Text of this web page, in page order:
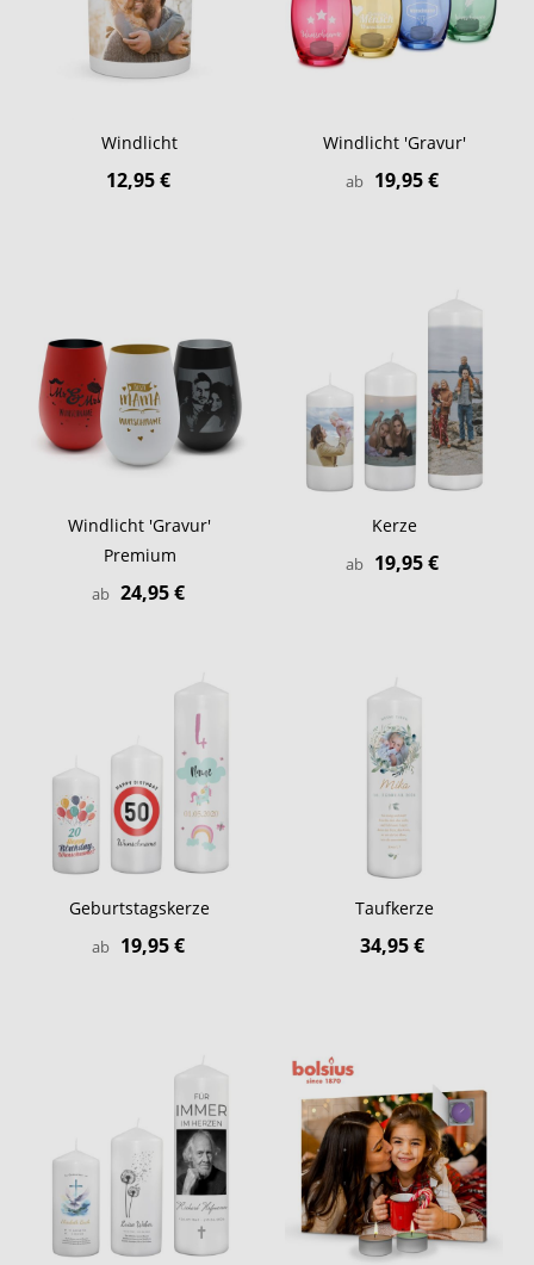
Windlicht
12,95 €
Windlicht 'Gravur'
ab 19,95 €
Windlicht 'Gravur'
Premium
ab 24,95 €
Kerze
ab 19,95 €
Geburtstagskerze
ab 19,95 €
Taufkerze
34,95 €